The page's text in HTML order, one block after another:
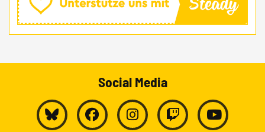
Social Media